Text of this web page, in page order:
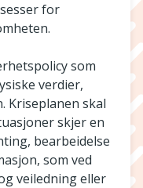
for
som
verdier,
Kriseplanen skal
skjer en
bearbeidelse
som ved
veiled­ning eller